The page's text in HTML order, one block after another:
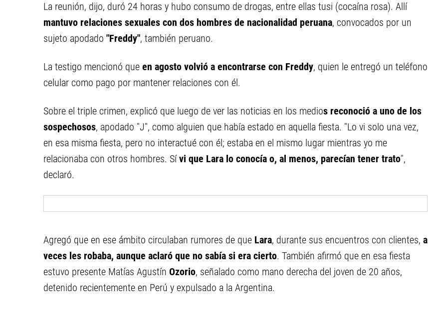
La reunión, dijo, duró 24 horas y hubo consumo de drogas, entre ellas tusi (cocaína rosa). Allí
mantuvo relaciones sexuales con dos hombres de nacionalidad peruana, convocados por un
sujeto apodado "Freddy", también peruano.
La testigo mencionó que en agosto volvió a encontrarse con Freddy, quien le entregó un teléfono
celular como pago por mantener relaciones con él.
Sobre el triple crimen, explicó que luego de ver las noticias en los medios reconoció a uno de los
sospechosos, apodado "J", como alguien que había estado en aquella fiesta. "Lo vi solo una vez,
en esa misma fiesta, pero no interactué con él; estaba en el mismo lugar mientras yo me
relacionaba con otros hombres. Sívi que Lara lo conocía o, al menos, parecían tener trato",
declaró.
Agregó que en ese ámbito circulaban rumores de que Lara, durante sus encuentros con clientes, a
veces les robaba, aunque aclaró que no sabía si era cierto. También afirmó que en esa fiesta
estuvo presente Matías Agustín Ozorio, señalado como mano derecha del joven de 20 años,
detenido recientemente en Perú y expulsado a la Argentina.